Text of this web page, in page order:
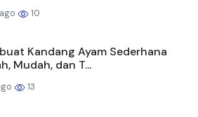
10
Kandang Ayam Sederhana
Mudah, dan T...
13